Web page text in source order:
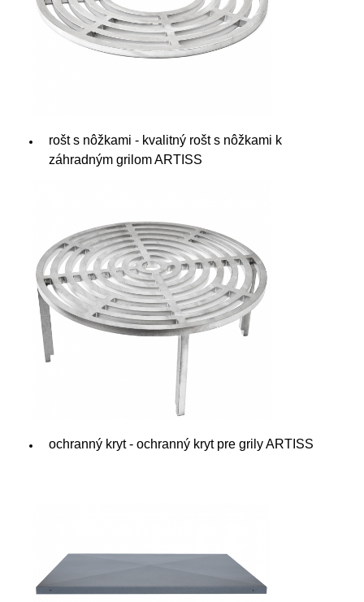
rošt s nôžkami - kvalitný rošt s nôžkami k
záhradným grilom ARTISS
ochranný kryt - ochranný kryt pre grily ARTISS